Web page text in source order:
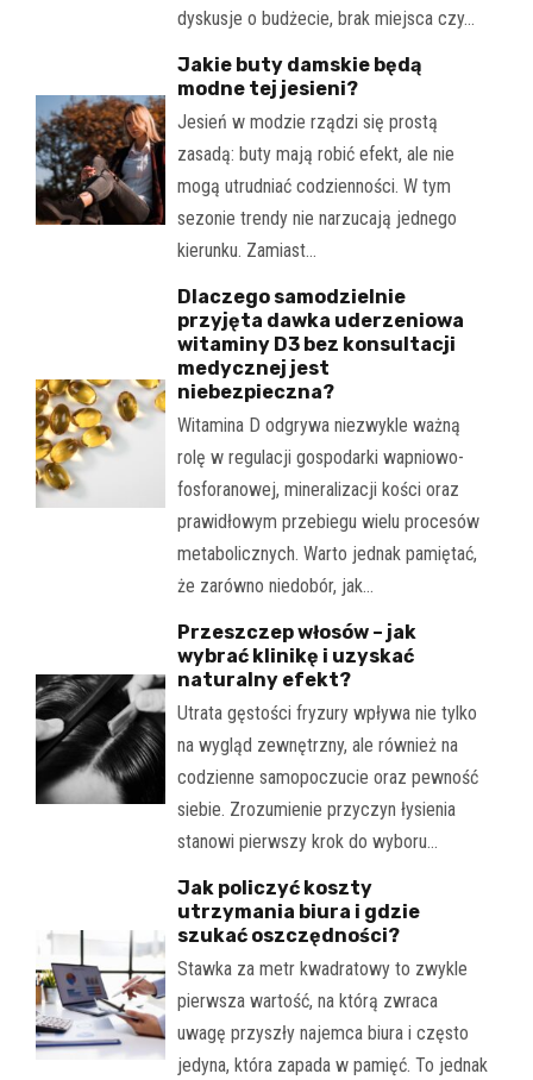
dyskusje o budżecie, brak miejsca czy…
Jakie buty damskie będą
modne tej jesieni?
Jesień w modzie rządzi się prostą
zasadą: buty mają robić efekt, ale nie
mogą utrudniać codzienności. W tym
sezonie trendy nie narzucają jednego
kierunku. Zamiast…
Dlaczego samodzielnie
przyjęta dawka uderzeniowa
witaminy D3 bez konsultacji
medycznej jest
niebezpieczna?
Witamina D odgrywa niezwykle ważną
rolę w regulacji gospodarki wapniowo-
fosforanowej, mineralizacji kości oraz
prawidłowym przebiegu wielu procesów
metabolicznych. Warto jednak pamiętać,
że zarówno niedobór, jak…
Przeszczep włosów – jak
wybrać klinikę i uzyskać
naturalny efekt?
Utrata gęstości fryzury wpływa nie tylko
na wygląd zewnętrzny, ale również na
codzienne samopoczucie oraz pewność
siebie. Zrozumienie przyczyn łysienia
stanowi pierwszy krok do wyboru…
Jak policzyć koszty
utrzymania biura i gdzie
szukać oszczędności?
Stawka za metr kwadratowy to zwykle
pierwsza wartość, na którą zwraca
uwagę przyszły najemca biura i często
jedyna, która zapada w pamięć. To jednak